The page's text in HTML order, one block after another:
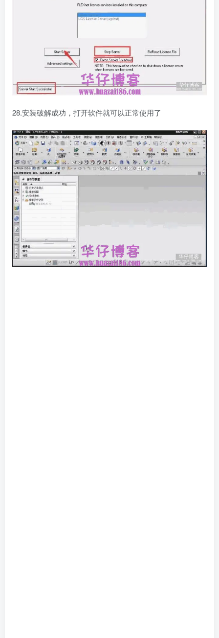
28.安装破解成功，打开软件就可以正常使用了